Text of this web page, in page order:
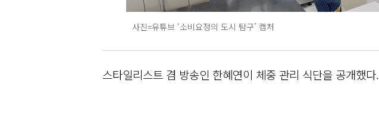
사진=유튜브 ‘소비요정의 도시 탐구’ 캡처
스타일리스트 겸 방송인 한혜연이 체중 관리 식단을 공개했다.